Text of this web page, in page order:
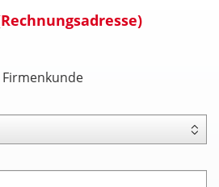
Firmenkunde